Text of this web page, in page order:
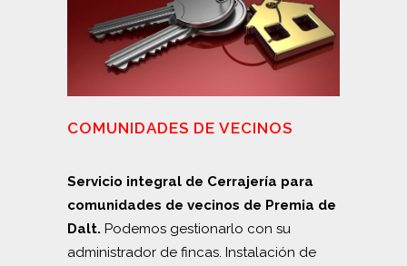
COMUNIDADES DE VECINOS
Servicio integral de Cerrajería para
comunidades de vecinos de Premia de
Dalt. Podemos gestionarlo con su
administrador de fincas. Instalación de